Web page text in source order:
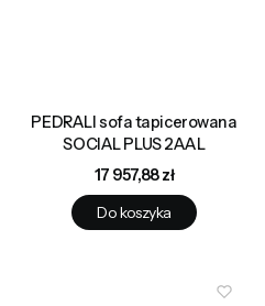
PEDRALI sofa tapicerowana
SOCIAL PLUS 2AAL
Cena
17 957,88 zł
Do koszyka